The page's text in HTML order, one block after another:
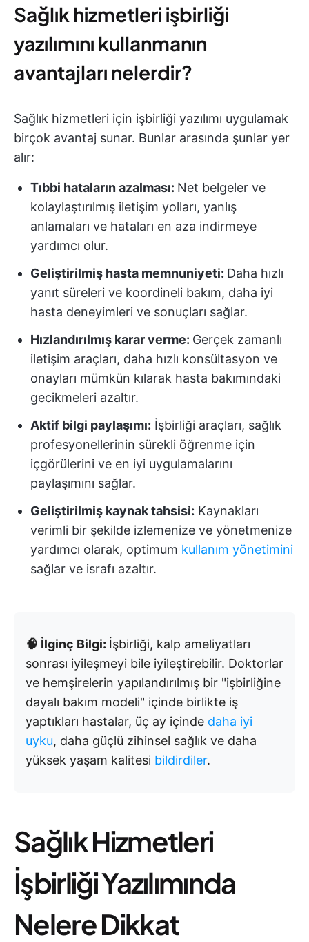
Sağlık hizmetleri işbirliği
yazılımını kullanmanın
avantajları nelerdir?
Sağlık hizmetleri için işbirliği yazılımı uygulamak
birçok avantaj sunar. Bunlar arasında şunlar yer
alır:
Tıbbi hataların azalması: Net belgeler ve
kolaylaştırılmış iletişim yolları, yanlış
anlamaları ve hataları en aza indirmeye
yardımcı olur.
Geliştirilmiş hasta memnuniyeti: Daha hızlı
yanıt süreleri ve koordineli bakım, daha iyi
hasta deneyimleri ve sonuçları sağlar.
Hızlandırılmış karar verme: Gerçek zamanlı
iletişim araçları, daha hızlı konsültasyon ve
onayları mümkün kılarak hasta bakımındaki
gecikmeleri azaltır.
Aktif bilgi paylaşımı: İşbirliği araçları, sağlık
profesyonellerinin sürekli öğrenme için
içgörülerini ve en iyi uygulamalarını
paylaşımını sağlar.
Geliştirilmiş kaynak tahsisi: Kaynakları
verimli bir şekilde izlemenize ve yönetmenize
yardımcı olarak, optimum kullanım yönetimini
sağlar ve israfı azaltır.
🧠 İlginç Bilgi: İşbirliği, kalp ameliyatları
sonrası iyileşmeyi bile iyileştirebilir. Doktorlar
ve hemşirelerin yapılandırılmış bir "işbirliğine
dayalı bakım modeli" içinde birlikte iş
yaptıkları hastalar, üç ay içinde daha iyi
uyku, daha güçlü zihinsel sağlık ve daha
yüksek yaşam kalitesi bildirdiler.
Sağlık Hizmetleri
İşbirliği Yazılımında
Nelere Dikkat